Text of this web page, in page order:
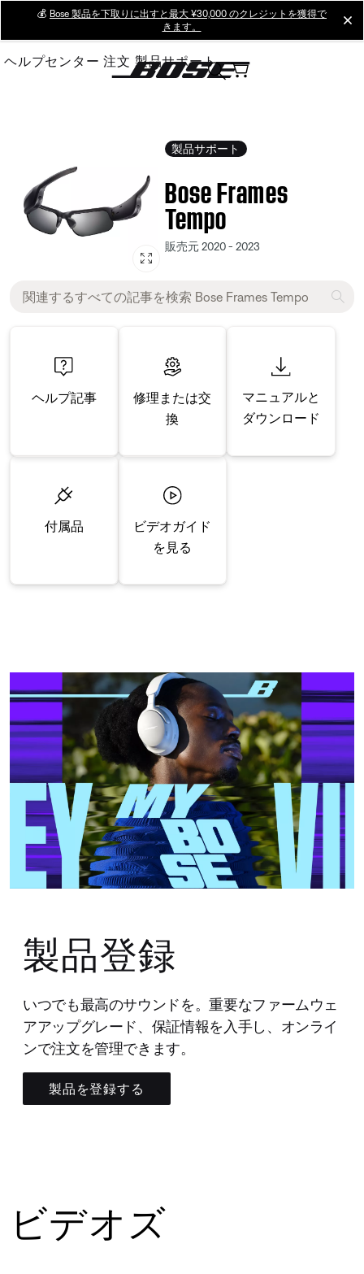
Main
💰 Bose 製品を下取りに出すと最大 ¥30,000 のクレジットを獲得で
きます。
ヘルプセンター 注文 製品サポート
製品サポート
Bose Frames
Tempo
販売元 2020 - 2023
ヘルプ記事
修理または交
換
マニュアルと
ダウンロード
付属品
ビデオガイド
を見る
製品登録
いつでも最高のサウンドを。重要なファームウェ
アアップグレード、保証情報を入手し、オンライ
ンで注文を管理できます。
製品を登録する
ビデオズ